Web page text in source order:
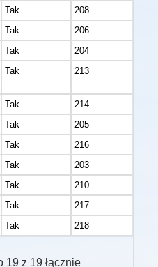
Tak
208
Tak
206
Tak
204
Tak 213
Tak
214
Tak
205
Tak
216
Tak
203
Tak
210
Tak
217
Tak 218
19 z 19 łącznie